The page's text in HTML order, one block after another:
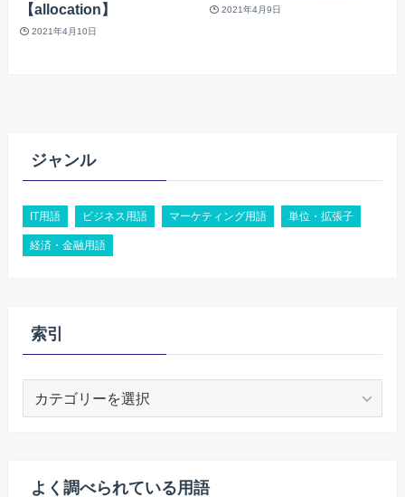
【allocation】
2021年4月10日
2021年4月9日
ジャンル
IT用語 ビジネス用語 マーケティング用語 単位・拡張子
経済・金融用語
索引
よく調べられている用語